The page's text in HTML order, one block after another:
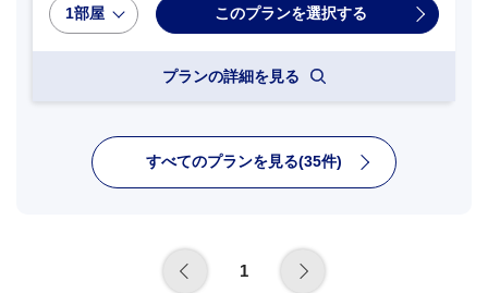
1部屋
プランの詳細を見る
すべてのプランを見る(35件)
1